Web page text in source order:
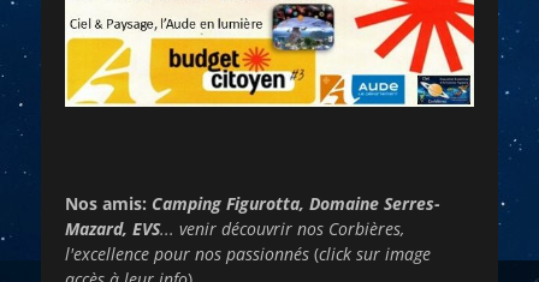
Nos amis: Camping Figurotta, Domaine Serres-
Mazard, EVS... venir découvrir nos Corbières,
l'excellence pour nos passionnés (click sur image